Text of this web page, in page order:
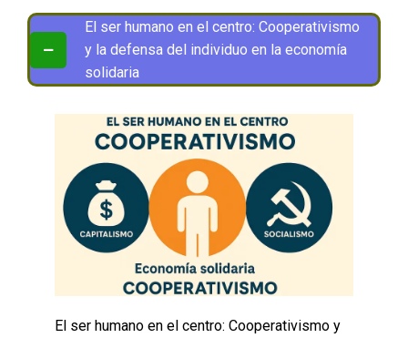
El ser humano en el centro: Cooperativismo
y la defensa del individuo en la economía
solidaria
El ser humano en el centro: Cooperativismo y